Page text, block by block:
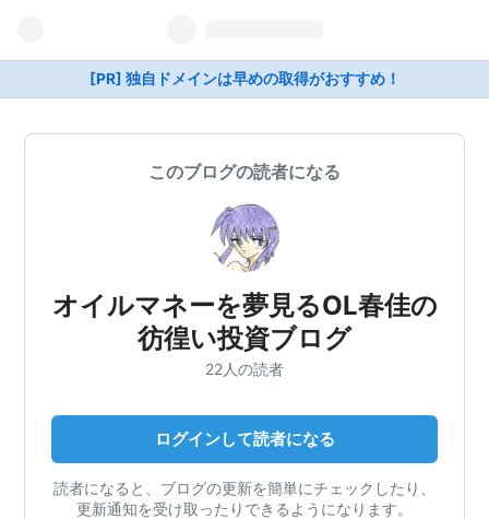
[PR] 独自ドメインは早めの取得がおすすめ！
このブログの読者になる
オイルマネーを夢見るOL春佳の
彷徨い投資ブログ
22人の読者
ログインして読者になる
読者になると、ブログの更新を簡単にチェックしたり、
更新通知を受け取ったりできるようになります。